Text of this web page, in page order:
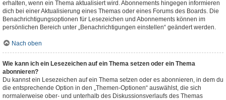
erhalten, wenn ein Thema aktualisiert wird. Abonnements hingegen informieren
dich bei einer Aktualisierung eines Themas oder eines Forums des Boards. Die
Benachrichtigungsoptionen für Lesezeichen und Abonnements können im
persönlichen Bereich unter „Benachrichtigungen einstellen“ geändert werden.
Nach oben
Wie kann ich ein Lesezeichen auf ein Thema setzen oder ein Thema
abonnieren?
Du kannst ein Lesezeichen auf ein Thema setzen oder es abonnieren, in dem du
die entsprechende Option in den „Themen-Optionen“ auswählst, die sich
normalerweise ober- und unterhalb des Diskussionsverlaufs des Themas